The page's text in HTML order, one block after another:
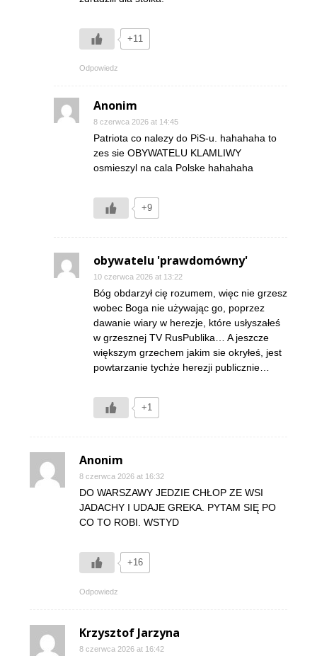
+11
Odpowiedz
Anonim
8 czerwca 2026 at 14:45
Patriota co nalezy do PiS-u. hahahaha to
zes sie OBYWATELU KLAMLIWY
osmieszyl na cala Polske hahahaha
+9
obywatelu 'prawdomówny'
10 czerwca 2026 at 13:22
Bóg obdarzył cię rozumem, więc nie grzesz
wobec Boga nie używając go, poprzez
dawanie wiary w herezje, które usłyszałeś
w grzesznej TV RusPublika… A jeszcze
większym grzechem jakim sie okryłeś, jest
powtarzanie tychże herezji publicznie…
+1
Anonim
8 czerwca 2026 at 16:32
DO WARSZAWY JEDZIE CHŁOP ZE WSI
JADACHY I UDAJE GREKA. PYTAM SIĘ PO
CO TO ROBI. WSTYD
+16
Odpowiedz
Krzysztof Jarzyna
8 czerwca 2026 at 16:42